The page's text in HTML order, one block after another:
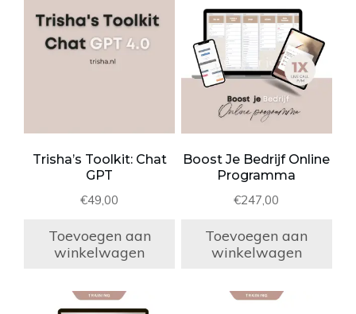
Trisha’s Toolkit: Chat
GPT
€49,00
Toevoegen aan
winkelwagen
Boost Je Bedrijf Online
Programma
€247,00
Toevoegen aan
winkelwagen